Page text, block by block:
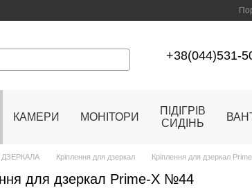
+38(044)531-
КАМЕРИ МОНІТОРИ
ПІДІГРІВ
СИДІНЬ
ДЗЕРКАЛА Кріплення для дзеркал Кріплення для дзеркал
для дзеркал Prime-X №44